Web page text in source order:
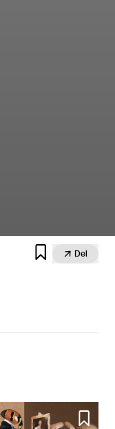
  Del
